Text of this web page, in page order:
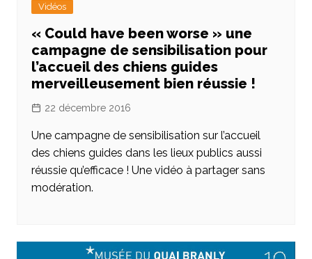
Vidéos
« Could have been worse » une
campagne de sensibilisation pour
l’accueil des chiens guides
merveilleusement bien réussie !
22 décembre 2016
Une campagne de sensibilisation sur l’accueil
des chiens guides dans les lieux publics aussi
réussie qu’efficace ! Une vidéo à partager sans
modération.